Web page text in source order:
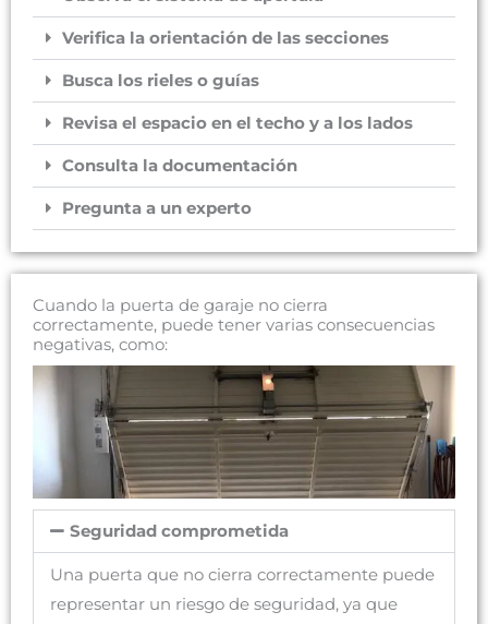
Verifica la orientación de las secciones
Busca los rieles o guías
Revisa el espacio en el techo y a los lados
Consulta la documentación
Pregunta a un experto
Cuando la puerta de garaje no cierra
correctamente, puede tener varias consecuencias
negativas, como:
Seguridad comprometida
Una puerta que no cierra correctamente puede
representar un riesgo de seguridad, ya que